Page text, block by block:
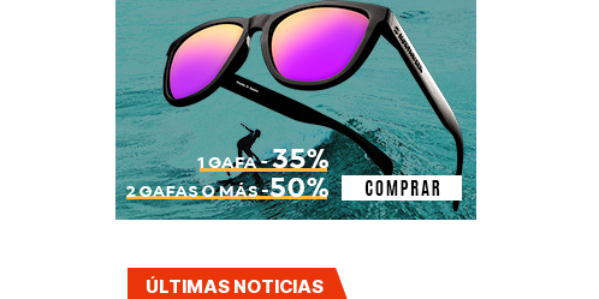
ÚLTIMAS NOTICIAS